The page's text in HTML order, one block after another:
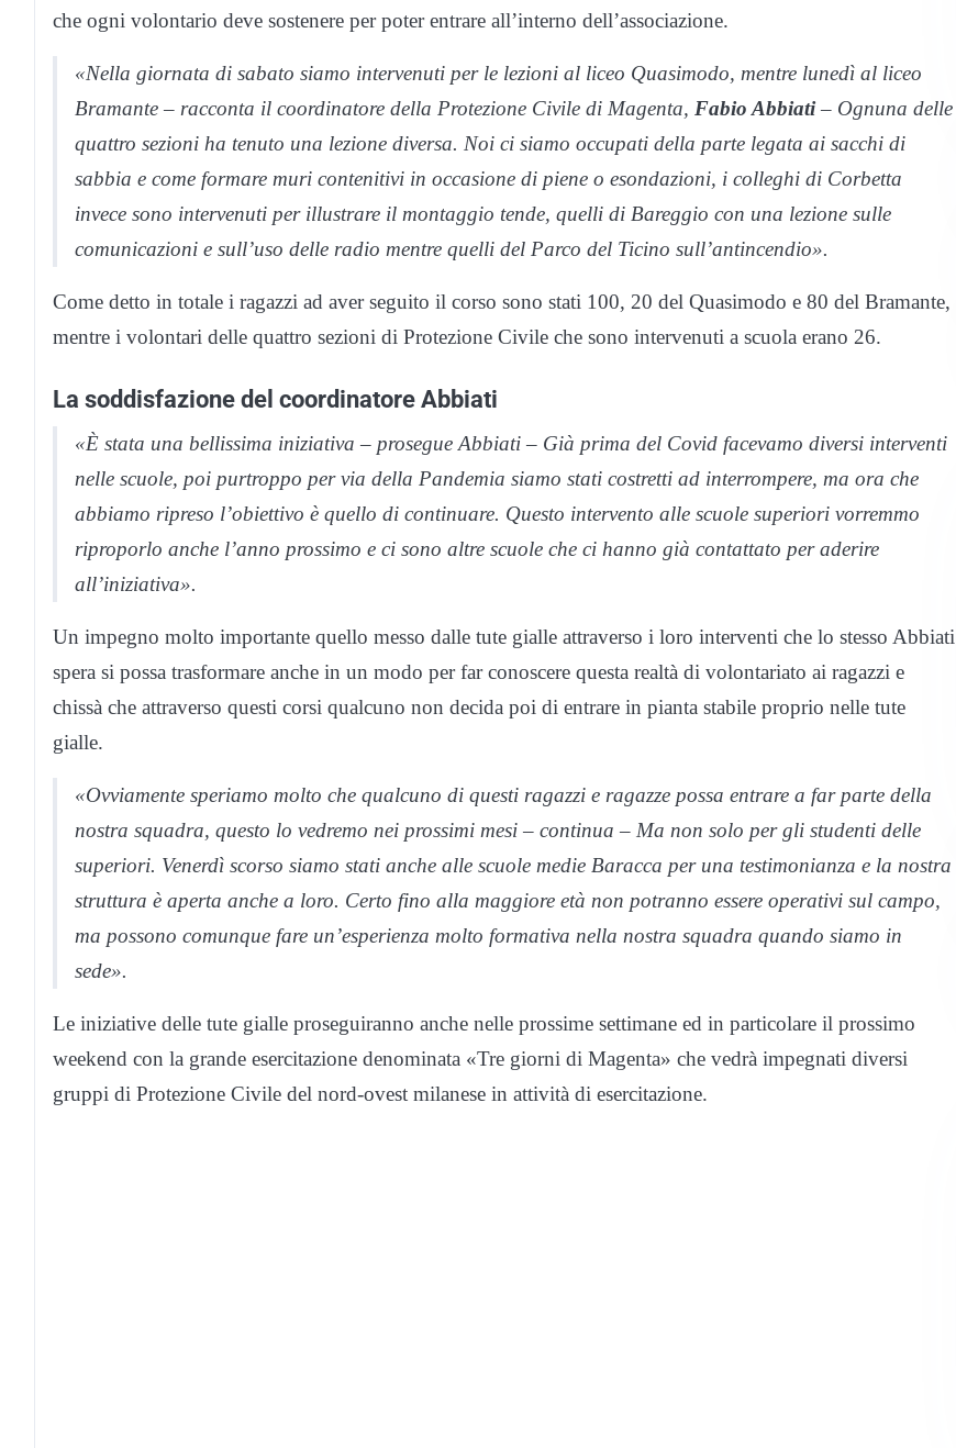
che ogni volontario deve sostenere per poter entrare all’interno dell’associazione.
«Nella giornata di sabato siamo intervenuti per le lezioni al liceo Quasimodo, mentre lunedì al liceo
Bramante – racconta il coordinatore della Protezione Civile di Magenta, Fabio Abbiati– Ognuna delle
quattro sezioni ha tenuto una lezione diversa. Noi ci siamo occupati della parte legata ai sacchi di
sabbia e come formare muri contenitivi in occasione di piene o esondazioni, i colleghi di Corbetta
invece sono intervenuti per illustrare il montaggio tende, quelli di Bareggio con una lezione sulle
comunicazioni e sull’uso delle radio mentre quelli del Parco del Ticino sull’antincendio».
Come detto in totale i ragazzi ad aver seguito il corso sono stati 100, 20 del Quasimodo e 80 del Bramante,
mentre i volontari delle quattro sezioni di Protezione Civile che sono intervenuti a scuola erano 26.
La soddisfazione del coordinatore Abbiati
«È stata una bellissima iniziativa – prosegue Abbiati – Già prima del Covid facevamo diversi interventi
nelle scuole, poi purtroppo per via della Pandemia siamo stati costretti ad interrompere, ma ora che
abbiamo ripreso l’obiettivo è quello di continuare. Questo intervento alle scuole superiori vorremmo
riproporlo anche l’anno prossimo e ci sono altre scuole che ci hanno già contattato per aderire
all’iniziativa».
Un impegno molto importante quello messo dalle tute gialle attraverso i loro interventi che lo stesso Abbiati
spera si possa trasformare anche in un modo per far conoscere questa realtà di volontariato ai ragazzi e
chissà che attraverso questi corsi qualcuno non decida poi di entrare in pianta stabile proprio nelle tute
gialle.
«Ovviamente speriamo molto che qualcuno di questi ragazzi e ragazze possa entrare a far parte della
nostra squadra, questo lo vedremo nei prossimi mesi – continua – Ma non solo per gli studenti delle
superiori. Venerdì scorso siamo stati anche alle scuole medie Baracca per una testimonianza e la nostra
struttura è aperta anche a loro. Certo fino alla maggiore età non potranno essere operativi sul campo,
ma possono comunque fare un’esperienza molto formativa nella nostra squadra quando siamo in
sede».
Le iniziative delle tute gialle proseguiranno anche nelle prossime settimane ed in particolare il prossimo
weekend con la grande esercitazione denominata «Tre giorni di Magenta» che vedrà impegnati diversi
gruppi di Protezione Civile del nord-ovest milanese in attività di esercitazione.